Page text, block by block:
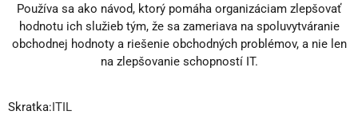
Používa sa ako návod, ktorý pomáha organizáciam zlepšovať
hodnotu ich služieb tým, že sa zameriava na spoluvytváranie
obchodnej hodnoty a riešenie obchodných problémov, a nie len
na zlepšovanie schopností IT.
Skratka:ITIL